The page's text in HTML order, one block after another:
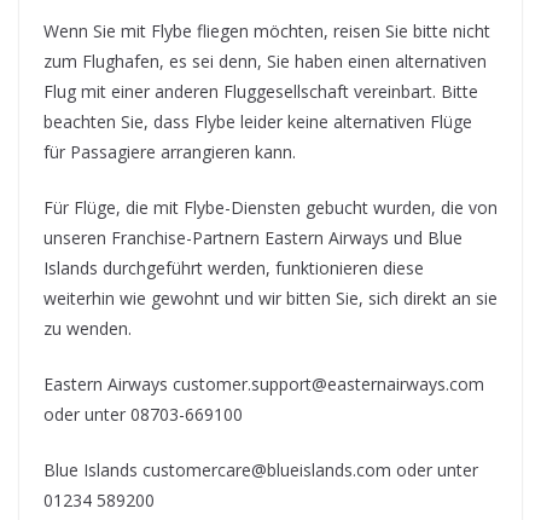
Wenn Sie mit Flybe fliegen möchten, reisen Sie bitte nicht
zum Flughafen, es sei denn, Sie haben einen alternativen
Flug mit einer anderen Fluggesellschaft vereinbart. Bitte
beachten Sie, dass Flybe leider keine alternativen Flüge
für Passagiere arrangieren kann.
Für Flüge, die mit Flybe-Diensten gebucht wurden, die von
unseren Franchise-Partnern Eastern Airways und Blue
Islands durchgeführt werden, funktionieren diese
weiterhin wie gewohnt und wir bitten Sie, sich direkt an sie
zu wenden.
Eastern Airways customer.support@easternairways.com
oder unter 08703-669100
Blue Islands customercare@blueislands.com oder unter
01234 589200